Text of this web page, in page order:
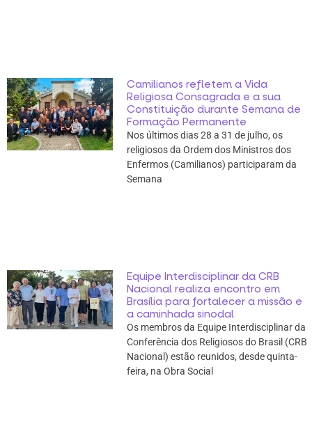
Camilianos refletem a Vida
Religiosa Consagrada e a sua
Constituição durante Semana de
Formação Permanente
Nos últimos dias 28 a 31 de julho, os
religiosos da Ordem dos Ministros dos
Enfermos (Camilianos) participaram da
Semana
Equipe Interdisciplinar da CRB
Nacional realiza encontro em
Brasília para fortalecer a missão e
a caminhada sinodal
Os membros da Equipe Interdisciplinar da
Conferência dos Religiosos do Brasil (CRB
Nacional) estão reunidos, desde quinta-
feira, na Obra Social